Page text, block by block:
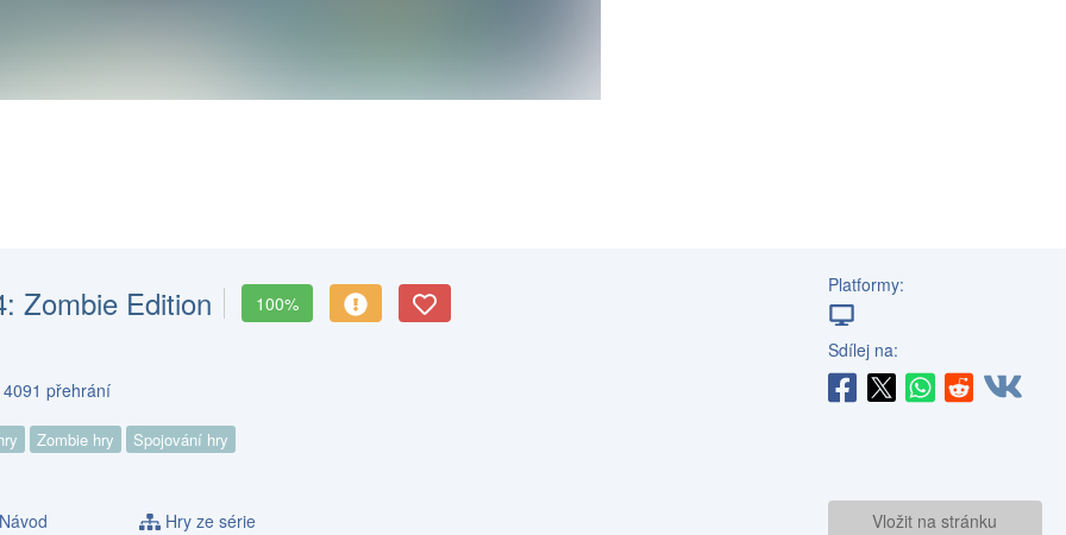
Zombie Edition
100%
4091 přehrání
Zombie hry Spojování hry
Platformy:
Sdílej na:
Vložit na stránku
Hry ze série